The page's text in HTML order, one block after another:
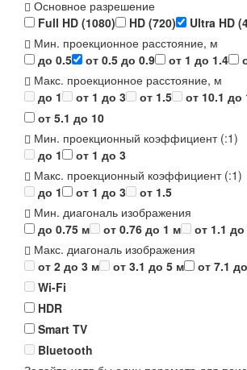
Основное разрешение
Full HD (1080)
HD (720)
Ultra HD
Мин. проекционное расстояние, м
до 0.5
от 0.5 до 0.9 от 1 до 1.4
Макс. проекционное расстояние, м
до 1
от 1 до 3 от 1.5 от 10.1 до
от 5.1 до 10
Мин. проекционный коэффициент (:1)
до 1
от 1 до 3
Макс. проекционный коэффициент (:1)
до 1
от 1 до 3
от 1.5
Мин. диагональ изображения
до 0.75 м
от 0.76 до 1 м от 1.1
Макс. диагональ изображения
от 2 до 3 м
от 3.1 до 5 м от 7.1
Wi-Fi
HDR
Smart TV
Bluetooth